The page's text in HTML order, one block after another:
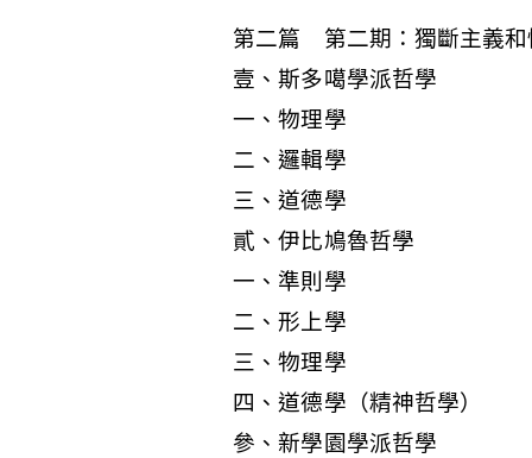
第二篇 第二期：獨斷主義和
壹、斯多噶學派哲學
一、物理學
二、邏輯學
三、道德學
貳、伊比鳩魯哲學
一、準則學
二、形上學
三、物理學
四、道德學（精神哲學）
參、新學園學派哲學